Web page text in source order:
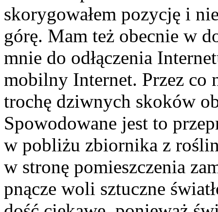
skorygowałem pozycję i
górę. Mam też obecnie w
mnie do odłączenia
mobilny Internet. Przez co
trochę dziwnych skoków
Spowodowane jest to
w pobliżu zbiornika z
w stronę pomieszczenia
pnącze woli sztuczne